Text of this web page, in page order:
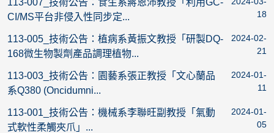
113-007_技術公告：食生系蔣恩沛教授「利用GC-
CI/MS平台非侵入性同步定...
18
113-005_技術公告：植病系黃振文教授「研製DQ-
168微生物製劑產品調理植物...
2024-02-
21
113-003_技術公告：園藝系張正教授「文心蘭品
系Q380 (Oncidumni...
2024-01-
11
113-001_技術公告：機械系李聯旺副教授「氣動
式軟性柔觸夾爪」...
2024-01-
05